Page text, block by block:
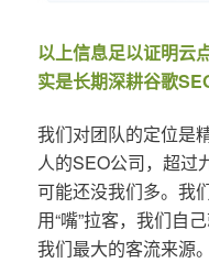
以上信息足以证明云
实是长期深耕谷歌
我们对团队的定位是
人的SEO公司，超过
可能还没我们多。我
用“嘴”拉客，我们自
我们最大的客流来源